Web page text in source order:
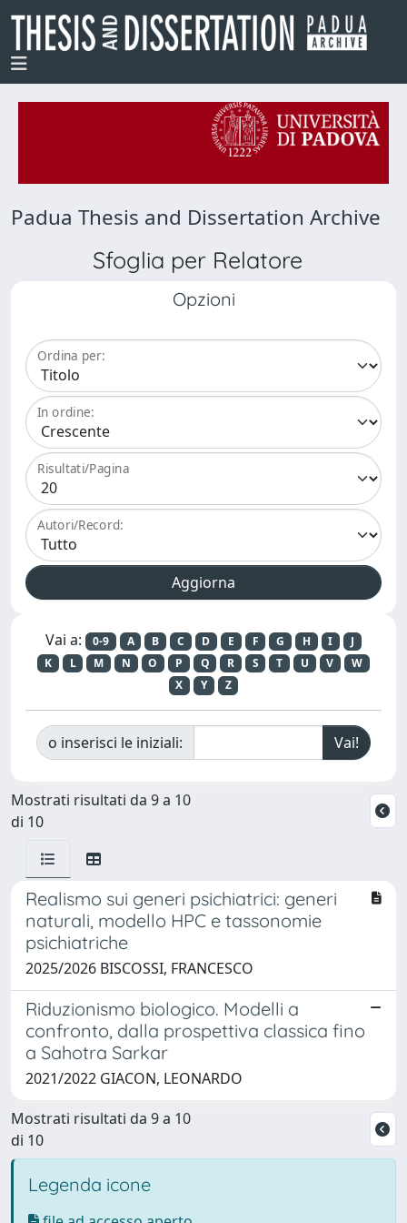
Padua Thesis and Dissertation Archive
Sfoglia per Relatore
Opzioni
Ordina per:
In ordine:
Risultati/Pagina
Autori/Record:
Vai a: 0-9 A B C D E F G H I
J
K
L M N O P Q R S T U V
W
X
Y Z
o inserisci le iniziali:
Mostrati risultati da 9 a 10
di 10
Realismo sui generi psichiatrici: generi
naturali, modello HPC e tassonomie
psichiatriche
2025/2026 BISCOSSI, FRANCESCO
Riduzionismo biologico. Modelli a
confronto, dalla prospettiva classica fino
a Sahotra Sarkar
2021/2022 GIACON, LEONARDO
Mostrati risultati da 9 a 10
di 10
Legenda icone